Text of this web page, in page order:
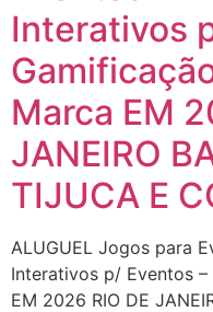
Interativos
Marca EM
JANEIRO
TIJUCA E
ALUGUEL Jogos para
Interativos p/ Eventos
EM 2026 RIO DE